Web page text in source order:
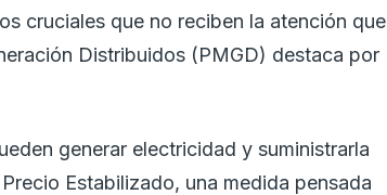
cruciales que no reciben la atención que
Distribuidos (PMGD) destaca por
generar electricidad y suministrarla
Estabilizado, una medida pensada